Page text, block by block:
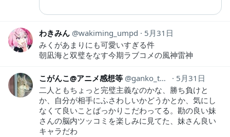
わきみん wakiming_umpd
5月31日
みくがあまりにも可愛いすぎる件
朝凪海と双璧をなす今期ラブコメの風神雷神
こがんこ@アニメ感想等 ganko_thought44
5月31日
二人ともちょっと完璧主義なのかな、勝ち負けと
か、自分が相手にふさわしいかどうかとか、気にし
なくて良いことばっかりこだわってる。勘の良い妹
さんの脳内ツッコミを楽しみに見てた、妹さん良い
キャラだわ